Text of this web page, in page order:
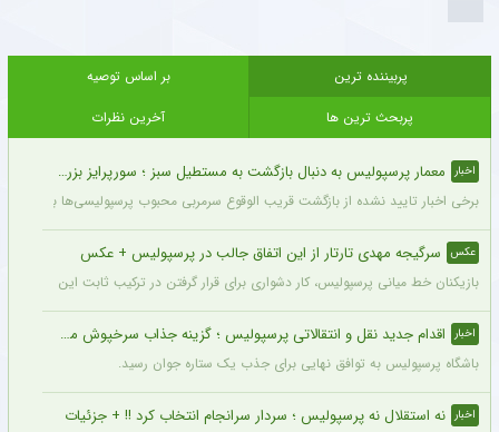
پربیننده ترین
بر اساس توصیه
پربحث ترین ها
آخرین نظرات
اخبار معمار پرسپولیس به دنبال بازگشت به مستطیل سبز ؛ سورپرایز بزرگ در راه است ؟ + جزئیات
برخی اخبار تایید نشده از بازگشت قریب الوقوع سرمربی محبوب پرسپولیسی‌ها به دنیای
عکس سرگیجه مهدی تارتار از این اتفاق جالب در پرسپولیس + عکس
بازیکنان خط میانی پرسپولیس، کار دشواری برای قرار گرفتن در ترکیب ثابت این تیم
اخبار اقدام جدید نقل و انتقالاتی پرسپولیس ؛ گزینه جذاب سرخپوش می شود؟
باشگاه پرسپولیس به توافق نهایی برای جذب یک ستاره جوان رسید.
اخبار نه استقلال نه پرسپولیس ؛ سردار سرانجام انتخاب کرد !! + جزئیات